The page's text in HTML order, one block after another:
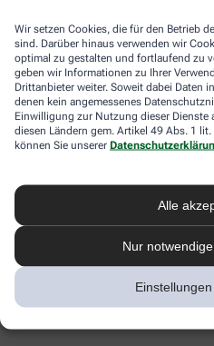
Wir setzen Cookies, die für den Betrieb
sind. Darüber hinaus verwenden wir
optimal zu gestalten und fortlaufend zu
geben wir Informationen zu Ihrer
Drittanbieter weiter. Soweit dabei Daten
denen kein angemessenes
Einwilligung zur Nutzung dieser Dienste
diesen Ländern gem. Artikel 49 Abs. 1
können Sie unserer
Alle
Nur